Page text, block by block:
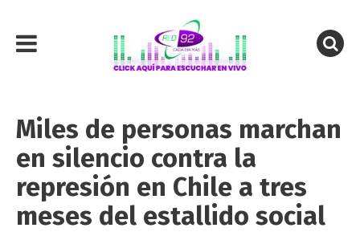
Miles de personas marchan
en silencio contra la
represión en Chile a tres
meses del estallido social